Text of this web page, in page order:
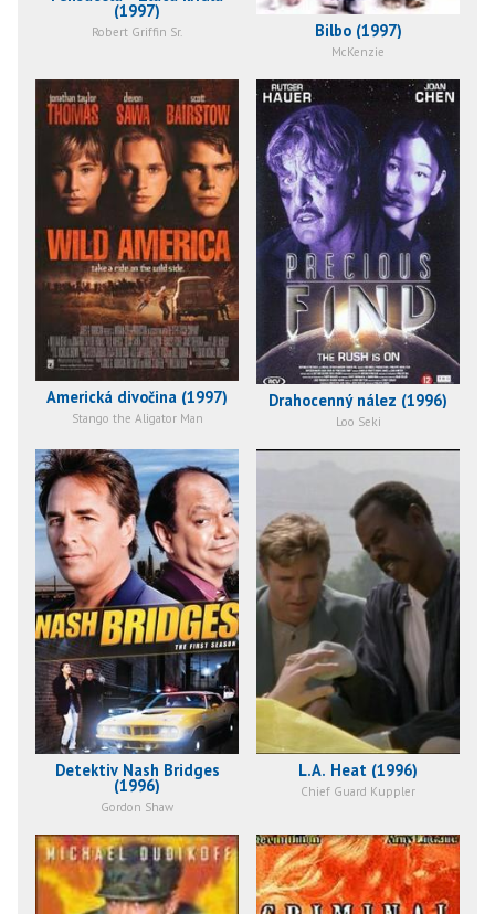
(1997)
Robert Griffin Sr. Bilbo (1997)
McKenzie
Americká divočina (1997)
Stango the Aligator Man
Drahocenný nález (1996)
Loo Seki
Detektiv Nash Bridges
(1996)
Gordon Shaw
L.A. Heat (1996)
Chief Guard Kuppler